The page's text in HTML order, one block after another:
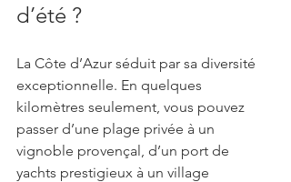
d’été ?
La Côte d’Azur séduit par sa diversité
exceptionnelle. En quelques
kilomètres seulement, vous pouvez
passer d’une plage privée à un
vignoble provençal, d’un port de
yachts prestigieux à un village